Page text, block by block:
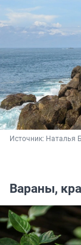
Источник: Наталья
Вараны,